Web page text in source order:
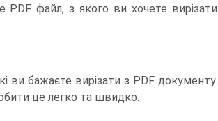
PDF файл, з якого ви хочете вирізати
ви бажаєте вирізати з PDF документу.
це легко та швидко.